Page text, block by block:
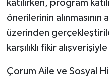
katılırken, program
önerilerinin
üzerinden
karşılıklı fikir
Çorum Aile ve Sosyal